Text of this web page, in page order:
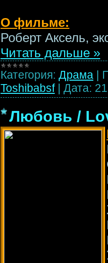
О фильме:
Роберт Аксель,
Читать дальше »
Категория: Драма |
Toshibabsf | Дата:
Любовь /